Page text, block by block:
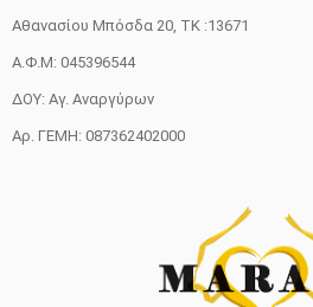
Αθανασίου Μπόσδα 20, ΤΚ :13671
Α.Φ.Μ: 045396544
ΔΟΥ: Αγ. Αναργύρων
Αρ. ΓΕΜΗ: 087362402000